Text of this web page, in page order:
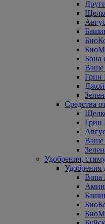
Бона
Ваше
Грин
Джой
Средства
Грин
Ваше
Удобрения,
Удобрения
Bona